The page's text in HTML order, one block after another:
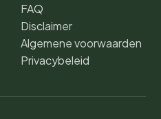
FAQ
Disclaimer
Algemene voorwaarden
Privacybeleid